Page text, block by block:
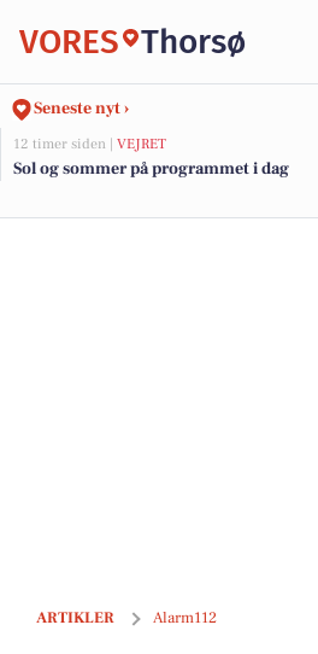
VORES Thorsø
Seneste nyt ›
12 timer siden | VEJRET
Sol og sommer på programmet i dag
ARTIKLER Alarm112
Indbrud på Ridder Munks Vej i Thorsø